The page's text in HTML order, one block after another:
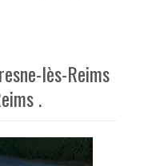
lès-Reims
.